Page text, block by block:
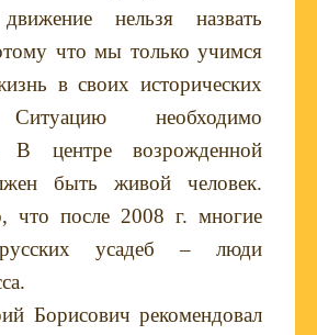
нельзя назвать
что мы только учимся
в своих исторических
необходимо
В центре возрожденной
быть живой человек.
что после 2008 г. многие
усадеб – люди
Борисович рекомендовал